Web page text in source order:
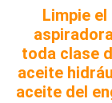
Limpie
toda clase
aceite
aceite del